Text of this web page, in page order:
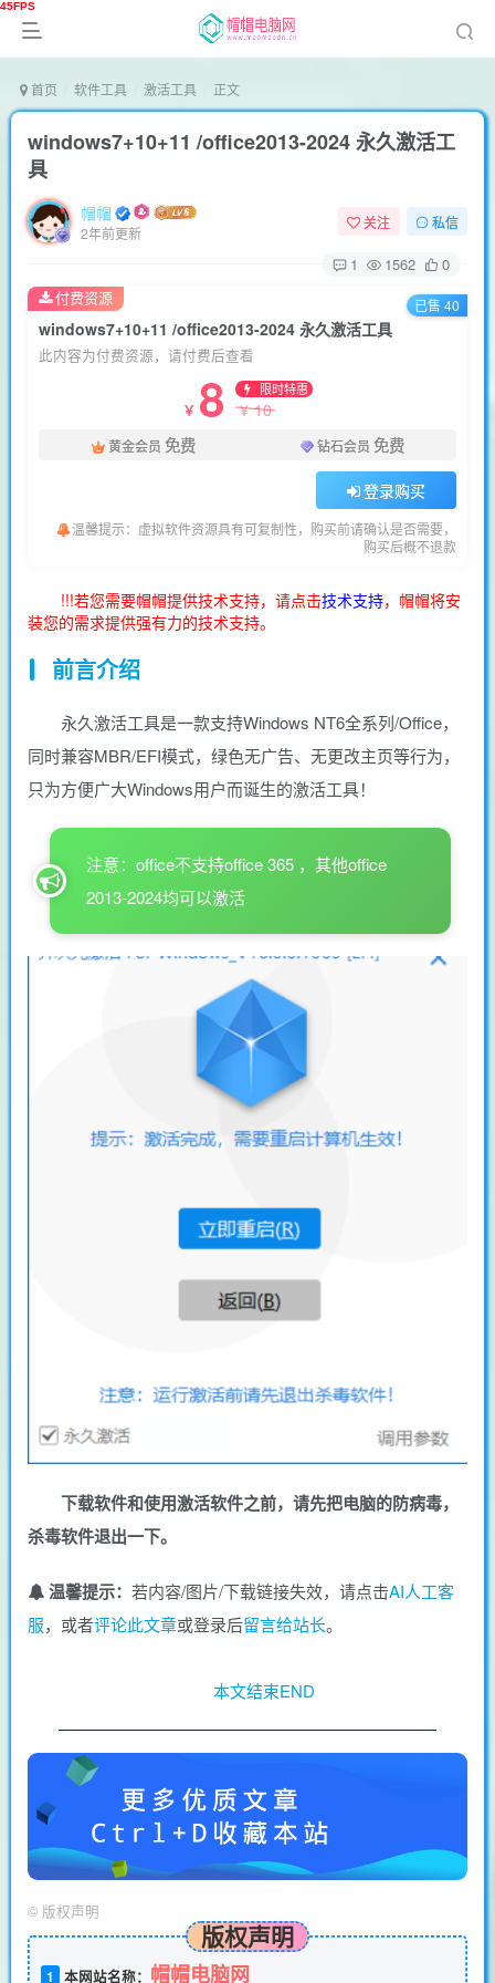
首页 软件工具 激活工具 正文
windows7+10+11 /office2013-2024 永久激活工
具
帽帽
2年前更新
关注 私信
1 1562 0
windows7+10+11 /office2013-2024 永久激活工具
此内容为付费资源，请付费后查看
￥ 8 限时特惠
￥10
黄金会员 免费 钻石会员 免费
登录购买
温馨提示：虚拟软件资源具有可复制性，购买前请确认是否需要，
购买后概不退款
付费资源 已售 40
!!!若您需要帽帽提供技术支持，请点击技术支持，帽帽将安
装您的需求提供强有力的技术支持。
前言介绍
永久激活工具是一款支持Windows NT6全系列/Office，
同时兼容MBR/EFI模式，绿色无广告、无更改主页等行为，
只为方便广大Windows用户而诞生的激活工具！
注意：office不支持office 365 ，其他office
2013-2024均可以激活
下载软件和使用激活软件之前，请先把电脑的防病毒，
杀毒软件退出一下。
温馨提示： 若内容/图片/下载链接失效，请点击AI人工客
服，或者评论此文章或登录后留言给站长。
本文结束END
© 版权声明
版权声明
1 本网站名称： 帽帽电脑网